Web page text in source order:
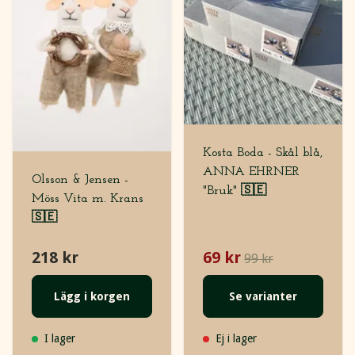
Olsson & Jensen -
Möss Vita m. Krans
🇸🇪
218 kr
Lägg i korgen
I lager
Kosta Boda - Skål blå,
ANNA EHRNER
"Bruk" 🇸🇪
69 kr 99 kr
Se varianter
Ej i lager